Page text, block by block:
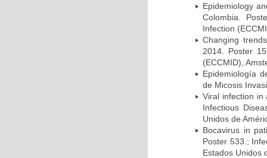
Epidemiology
Colombia.
Infection
Changing
2014. Poster
(ECCMID),
Epidemiología
de Micosis
Viral infection in
Infectious
Unidos de
Bocavirus in
Poster 533.;
Estados Unidos